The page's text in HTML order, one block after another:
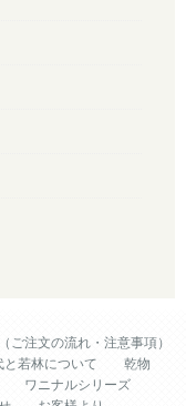
ご注文の流れ・注意事項）
若林について
乾物
ワニナルシリーズ